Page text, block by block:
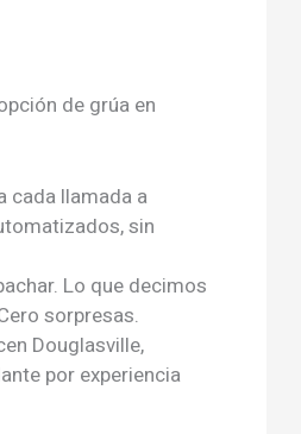
de grúa en
cada llamada a
sin
Lo que decimos
sorpresas.
Douglasville,
por experiencia